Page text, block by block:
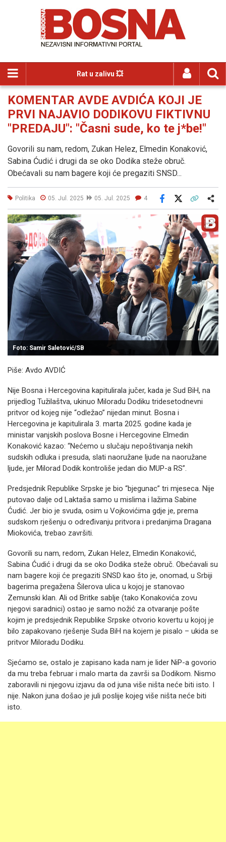
Rat u zalivu 💥
KOMENTAR AVDE AVDIĆA KOJI JE
PRVI NAJAVIO DODIKOVU FIKTIVNU
"PREDAJU": "Časni sude, ko te j*be!"
Govorili su nam, redom, Zukan Helez, Elmedin Konaković,
Sabina Ćudić i drugi da se oko Dodika steže obruč.
Obećavali su nam bagere koji će pregaziti SNSD...
Politika 05. Jul. 2025 05. Jul. 2025 4
Facebook
Foto: Samir Saletović/SB
Piše: Avdo AVDIĆ
Nije Bosna i Hercegovina kapitulirala jučer, kada je Sud BiH, na
prijedlog Tužilaštva, ukinuo Miloradu Dodiku tridesetodnevni
pritvor od kojeg nije “odležao” nijedan minut. Bosna i
Hercegovina je kapitulirala 3. marta 2025. godine kada je
ministar vanjskih poslova Bosne i Hercegovine Elmedin
Konaković kazao: “Nećemo u slučaju nepoštivanja nekih
sudskih odluka i presuda, slati naoružane ljude na naoružane
ljude, jer Milorad Dodik kontroliše jedan dio MUP-a RS”.
Predsjednik Republike Srpske je bio “bjegunac” tri mjeseca. Nije
putovao dalje od Laktaša samo u mislima i lažima Sabine
Ćudić. Jer bio je svuda, osim u Vojkovićima gdje je, prema
sudskom rješenju o određivanju pritvora i predanjima Dragana
Miokovića, trebao završiti.
Govorili su nam, redom, Zukan Helez, Elmedin Konaković,
Sabina Ćudić i drugi da se oko Dodika steže obruč. Obećavali su
nam bagere koji će pregaziti SNSD kao što je, onomad, u Srbiji
bagerima pregažena Šilerova ulica u kojoj je stanovao
Zemunski klan. Ali od Britke sablje (tako Konakovića zovu
njegovi saradnici) ostao je samo nožić za otvaranje pošte
kojim je predsjednik Republike Srpske otvorio kovertu u kojoj je
bilo zapakovano rješenje Suda BiH na kojem je pisalo – ukida se
pritvor Miloradu Dodiku.
Sjećamo se, ostalo je zapisano kada nam je lider NiP-a govorio
da mu treba februar i malo marta da završi sa Dodikom. Nismo
zaboravili ni njegovu izjavu da od juna više ništa neće biti isto. I
nije. Nakon juna došao je juli poslije kojeg više ništa neće biti
isto.